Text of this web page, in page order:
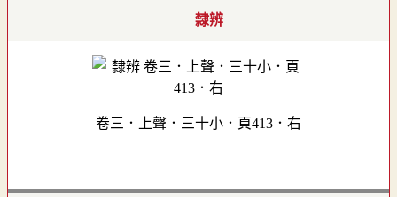
隸辨
卷三．上聲．三十小．頁413．右